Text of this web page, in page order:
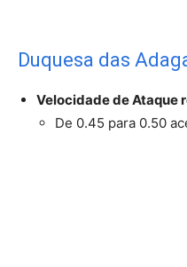
Duquesa das
Velocidade de Ataque
De 0.45 para 0.50